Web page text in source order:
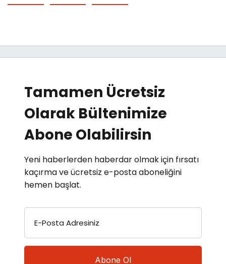
Tamamen Ücretsiz
Olarak Bültenimize
Abone Olabilirsin
Yeni haberlerden haberdar olmak için fırsatı
kaçırma ve ücretsiz e-posta aboneliğini
hemen başlat.
E-Posta Adresiniz